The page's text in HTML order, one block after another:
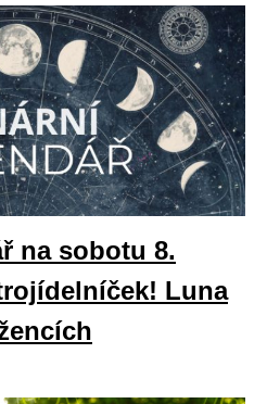
na sobotu 8.
Luna